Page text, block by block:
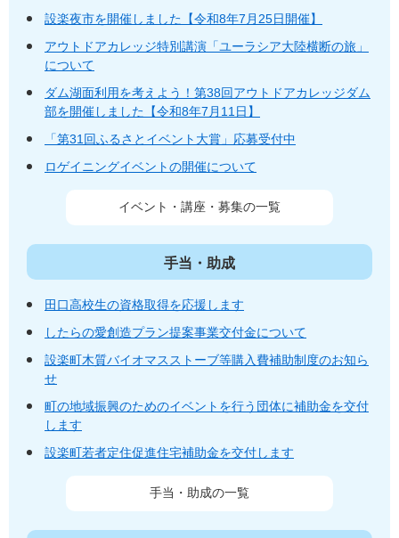
設楽夜市を開催しました【令和8年7月25日開催】
アウトドアカレッジ特別講演「ユーラシア大陸横断の旅」
について
ダム湖面利用を考えよう！第38回アウトドアカレッジダム
部を開催しました【令和8年7月11日】
「第31回ふるさとイベント大賞」応募受付中
ロゲイニングイベントの開催について
イベント・講座・募集の一覧
手当・助成
田口高校生の資格取得を応援します
したらの愛創造プラン提案事業交付金​について
設楽町木質バイオマスストーブ等購入費補助制度のお知ら
せ
町の地域振興のためのイベントを行う団体に補助金を交付
します
設楽町若者定住促進住宅補助金を交付します
手当・助成の一覧